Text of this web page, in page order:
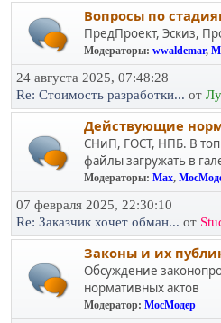
Вопросы по
ПредПроект, Эскиз,
Модераторы: wwaldemar,
24 августа 2025, 07:48:28
Re: Стоимость разработки... от Лу
Действующие
СНиП, ГОСТ, НПБ. В
файлы загружать в
Модераторы: Max,
07 февраля 2025, 22:30:10
Re: Заказчик хочет обман... от
Законы и их
Обсуждение
нормативных актов
Модератор: МосМодер